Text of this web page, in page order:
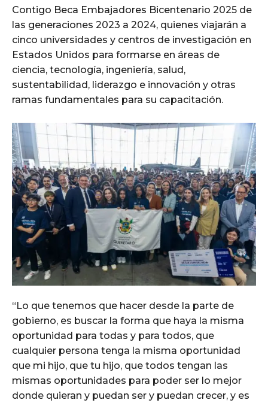
Contigo Beca Embajadores Bicentenario 2025 de
las generaciones 2023 a 2024, quienes viajarán a
cinco universidades y centros de investigación en
Estados Unidos para formarse en áreas de
ciencia, tecnología, ingeniería, salud,
sustentabilidad, liderazgo e innovación y otras
ramas fundamentales para su capacitación.
“Lo que tenemos que hacer desde la parte de
gobierno, es buscar la forma que haya la misma
oportunidad para todas y para todos, que
cualquier persona tenga la misma oportunidad
que mi hijo, que tu hijo, que todos tengan las
mismas oportunidades para poder ser lo mejor
donde quieran y puedan ser y puedan crecer, y es